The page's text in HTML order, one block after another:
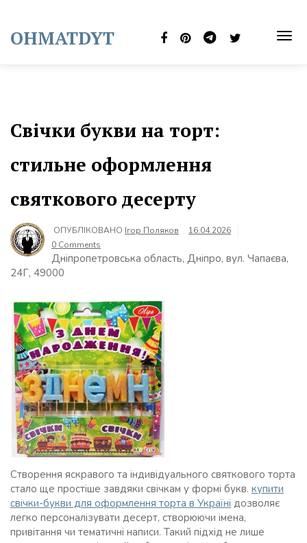
content
OHMATDYT
Свічки букви на торт:
стильне оформлення
святкового десерту
ОПУБЛІКОВАНО Ігор Поляков
16.04.2026
0 Comments
Дніпропетровська область, Дніпро, вул. Чапаєва,
24Г, 49000
Створення яскравого та індивідуального святкового торта
стало ще простіше завдяки свічкам у формі букв. купити
свічки-букви для оформлення торта в Україні дозволяє
легко персоналізувати десерт, створюючи імена,
привітання чи тематичні написи. Такий підхід не лише